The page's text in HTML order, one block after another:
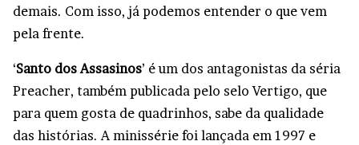
demais. Com isso, já podemos entender o que vem
pela frente.
‘Santo dos Assasinos’ é um dos antagonistas da séria
Preacher, também publicada pelo selo Vertigo, que
para quem gosta de quadrinhos, sabe da qualidade
das histórias. A minissérie foi lançada em 1997 e